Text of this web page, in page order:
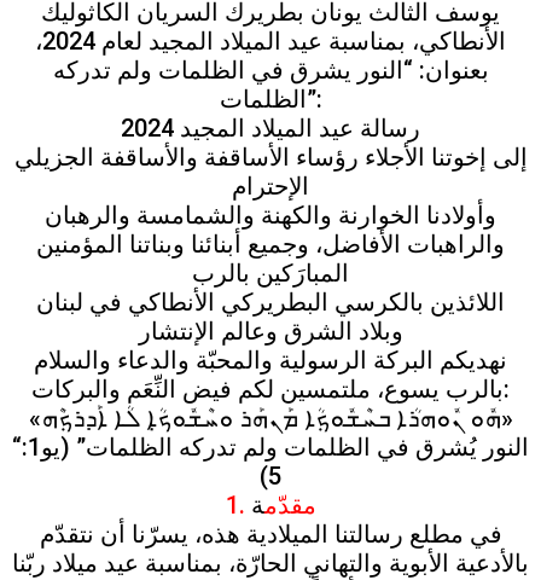
يوسف الثالث يونان بطريرك السريان الكاثوليك
الأنطاكي، بمناسبة عيد الميلاد المجيد لعام 2024،
بعنوان: “النور يشرق في الظلمات ولم تدركه
الظلمات”:
رسالة عيد الميلاد المجيد 2024
إلى إخوتنا الأجلاء رؤساء الأساقفة والأساقفة الجزيلي
الإحترام
وأولادنا الخوارنة والكهنة والشمامسة والرهبان
والراهبات الأفاضل، وجميع أبنائنا وبناتنا المؤمنين
المبارَكين بالرب
اللائذين بالكرسي البطريركي الأنطاكي في لبنان
وبلاد الشرق وعالم الإنتشار
نهديكم البركة الرسولية والمحبّة والدعاء والسلام
بالرب يسوع، ملتمسين لكم فيض النِّعَم والبركات:
«ܗܽܘ ܢܽܘܗܪܳܐ ܒܚܶܫܽܘܟ݂ܳܐ ܡܰܢܗܰܪ ܘܚܶܫܽܘܟ̣ܳܐ ܠܳܐ ܐܰܕܪܟ݂ܶܗ»
“النور يُشرق في الظلمات ولم تدركه الظلمات” (يو1:
5)
1. مقدّمة
في مطلع رسالتنا الميلادية هذه، يسرّنا أن نتقدّم
بالأدعية الأبوية والتهاني الحارّة، بمناسبة عيد ميلاد ربّنا